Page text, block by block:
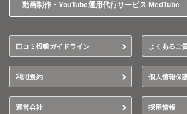
動画制作・YouTube運用代行サービス MedTube
口コミ投稿ガイドライン よくあるご
利用規約 個人情報保
運営会社 採用情報